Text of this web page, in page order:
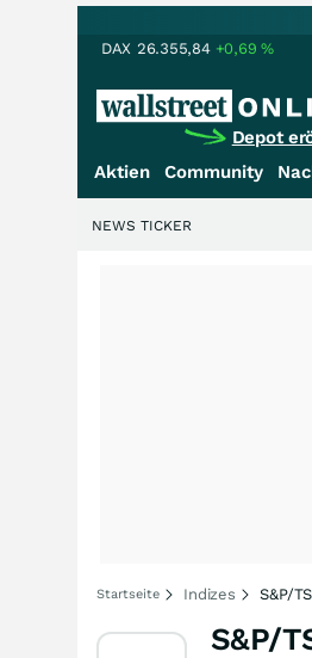
DAX 26.355,84 +0,69%
Depot
Aktien Community
NEWS TICKER
Startseite Indizes S&P/
S&P/